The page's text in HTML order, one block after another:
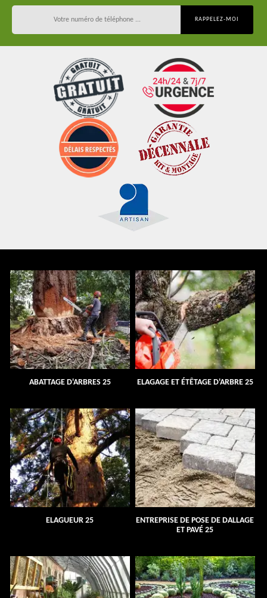
ABATTAGE D'ARBRES 25 ELAGAGE ET ÉTÊTAGE D'ARBRE 25
ELAGUEUR 25
ENTREPRISE DE POSE DE DALLAGE
ET PAVÉ 25